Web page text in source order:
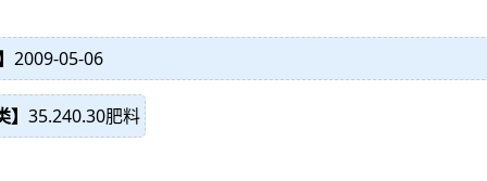
2009-05-06
】 35.240.30肥料